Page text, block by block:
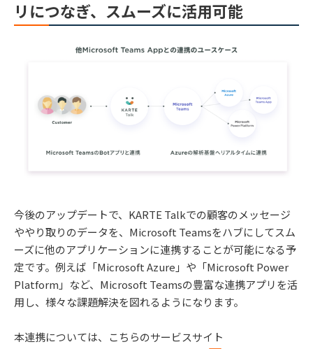
リにつなぎ、スムーズに活用可能
今後のアップデートで、KARTE Talkでの顧客のメッセージ
ややり取りのデータを、Microsoft Teamsをハブにしてスム
ーズに他のアプリケーションに連携することが可能になる予
定です。例えば「Microsoft Azure」や「Microsoft Power
Platform」など、Microsoft Teamsの豊富な連携アプリを活
用し、様々な課題解決を図れるようになります。
本連携については、こちらのサービスサイト